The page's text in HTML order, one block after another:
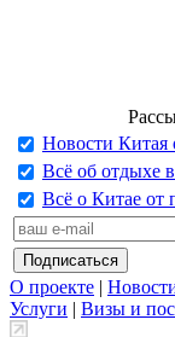
Новости Китая
Всё об отдыхе
Всё о Китае от
О проекте |
Услуги | Визы и